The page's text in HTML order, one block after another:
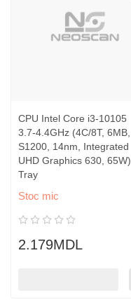
CPU Intel Core i3-10105
3.7-4.4GHz (4C/8T, 6MB,
S1200, 14nm, Integrated
UHD Graphics 630, 65W)
Tray
Stoc mic
2.179MDL